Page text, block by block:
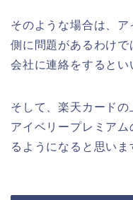
そのような場合は、
側に問題があるわけ
会社に連絡をするとい
そして、楽天カード
アイベリープレミア
るようになると思いま